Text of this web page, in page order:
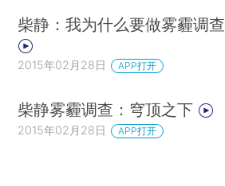
柴静：我为什么要做雾霾调查
2015年02月28日 APP打开
柴静雾霾调查：穹顶之下
2015年02月28日 APP打开